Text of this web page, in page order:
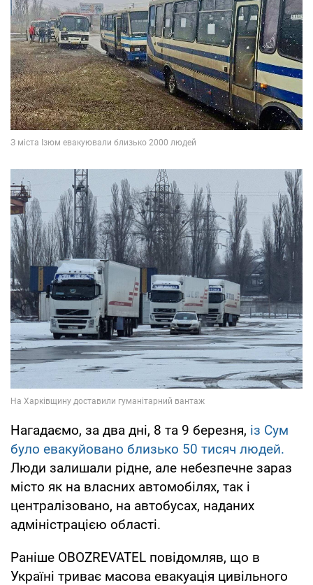
Нагадаємо, за два дні, 8 та 9 березня, із Сум
було евакуйовано близько 50 тисяч людей.
Люди залишали рідне, але небезпечне зараз
місто як на власних автомобілях, так і
централізовано, на автобусах, наданих
адміністрацією області.
Раніше OBOZREVATEL повідомляв, що в
Україні триває масова евакуація цивільного